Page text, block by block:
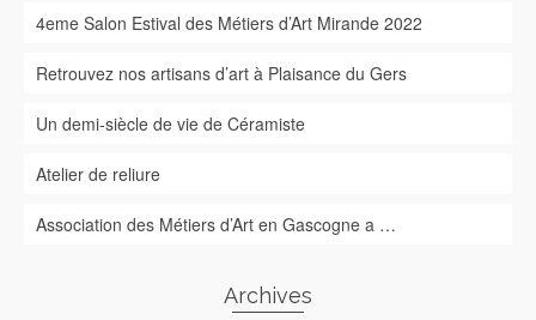
4eme Salon Estival des Métiers d’Art Mirande 2022
Retrouvez nos artisans d’art à Plaisance du Gers
Un demi-siècle de vie de Céramiste
Atelier de reliure
Association des Métiers d’Art en Gascogne a …
Archives